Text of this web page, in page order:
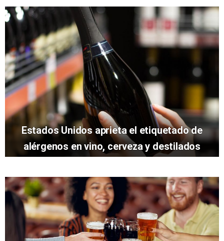
Estados Unidos aprieta el etiquetado de
alérgenos en vino, cerveza y destilados